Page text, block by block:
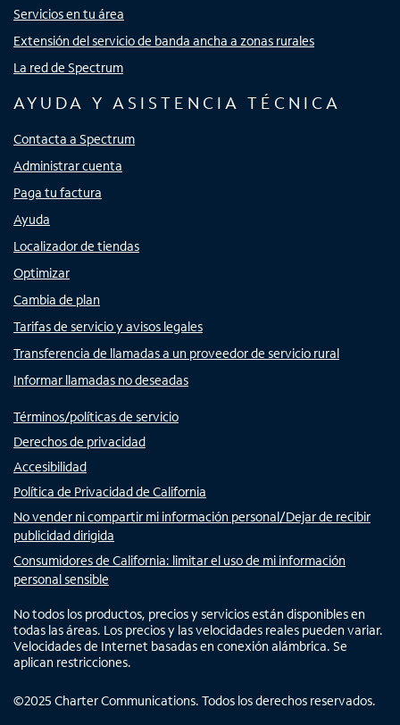
Servicios en tu área
Extensión del servicio de banda ancha a zonas rurales
La red de Spectrum
AYUDA Y ASISTENCIA TÉCNICA
Contacta a Spectrum
Administrar cuenta
Paga tu factura
Ayuda
Localizador de tiendas
Optimizar
Cambia de plan
Tarifas de servicio y avisos legales
Transferencia de llamadas a un proveedor de servicio rural
Informar llamadas no deseadas
Términos/políticas de servicio
Derechos de privacidad
Accesibilidad
Política de Privacidad de California
No vender ni compartir mi información personal/Dejar de recibir
publicidad dirigida
Consumidores de California: limitar el uso de mi información
personal sensible
No todos los productos, precios y servicios están disponibles en
todas las áreas. Los precios y las velocidades reales pueden variar.
Velocidades de Internet basadas en conexión alámbrica. Se
aplican restricciones.
©2025 Charter Communications. Todos los derechos reservados.